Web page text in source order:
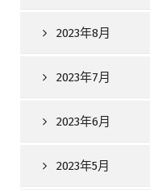
2023年8月
2023年7月
2023年6月
2023年5月